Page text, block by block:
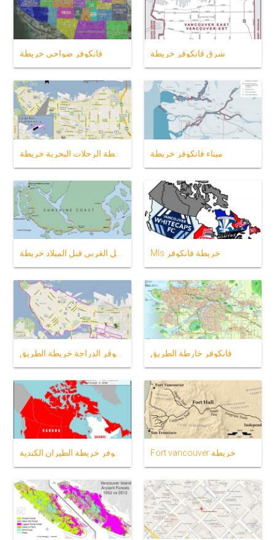
فانكوفر ضواحي خريطة شرق فانكوفر خريطة
فانكوفر محطة الرحلات البحرية خريطة ميناء فانكوفر خريطة
الساحل الغربي قبل الميلاد خريطة Mls خريطة فانكوفر
فانكوفر الدراجة خريطة الطريق ، فانكوفر خارطة الطريق
مطار فانكوفر خريطة الطيران الكندية Fort vancouver خريطة